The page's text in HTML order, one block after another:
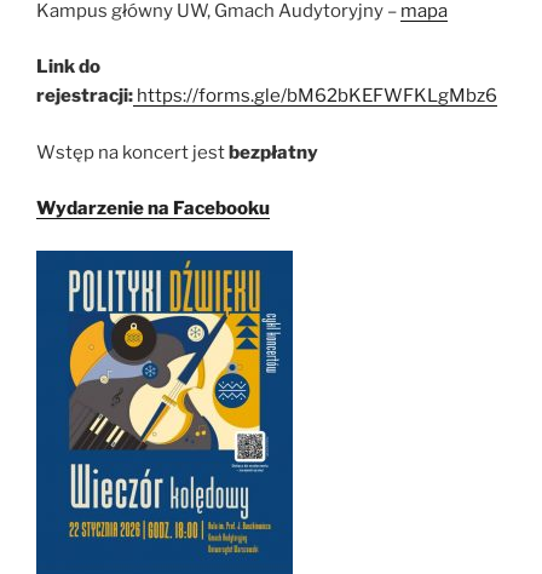
Kampus główny UW, Gmach Audytoryjny – mapa
Link do
rejestracji: https://forms.gle/bM62bKEFWFKLgMbz6
Wstęp na koncert jestbezpłatny
Wydarzenie na Facebooku